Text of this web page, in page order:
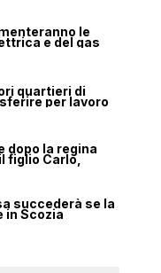
le
e del gas
quartieri di
per lavoro
dopo la regina
figlio Carlo,
succederà se la
in Scozia